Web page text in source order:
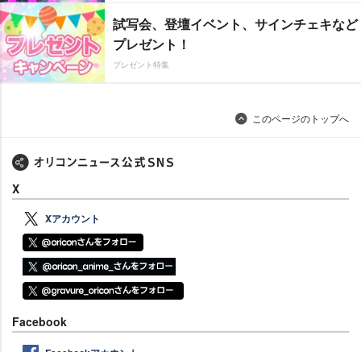
試写会、登壇イベント、サインチェキなど
プレゼント！
プレゼント特集
このページのトップへ
X
Xアカウント
Facebook